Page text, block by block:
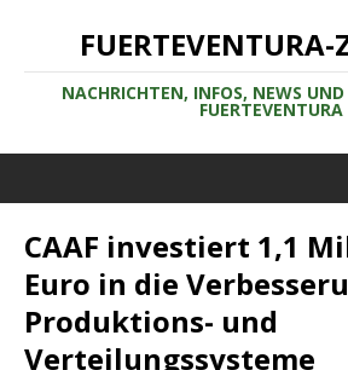
FUERTEVENTURA-
NACHRICHTEN, INFOS, NEWS UND
FUERTEVENTURA
CAAF investiert 1,1
Euro in die
Produktions- und
Verteilungssysteme